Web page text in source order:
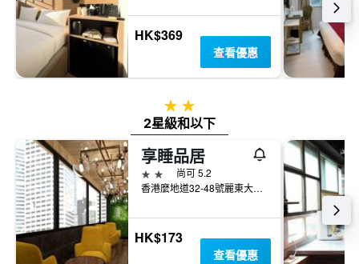
HK$369
查看優惠
2星級
2星級和以下
享睡品居
2星級
尚可 5.2
香港麼地道32-48號麗東大廈4字樓B室
HK$173
查看優惠